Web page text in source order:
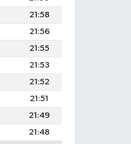
21:58
21:56
21:55
21:53
21:52
21:51
21:49
21:48